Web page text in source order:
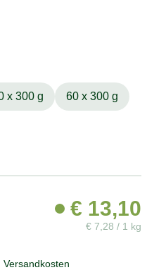
x 300 g 60 x 300 g
€ 13,10
€ 7,28 / 1 kg
Versandkosten